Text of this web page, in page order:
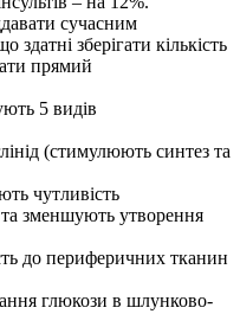
сучасним
зберігати кількість
прямий
5 видів
(стимулюють синтез та
чутливість
зменшують утворення
до периферичних тканин
глюкози в шлунково-